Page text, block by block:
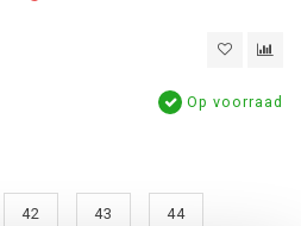
Op voorraad
42 43 44